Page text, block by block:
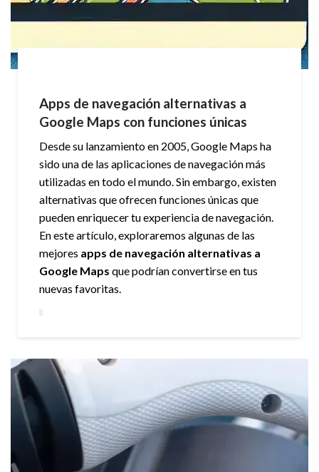
Apps de navegación alternativas a
Google Maps con funciones únicas
Desde su lanzamiento en 2005, Google Maps ha
sido una de las aplicaciones de navegación más
utilizadas en todo el mundo. Sin embargo, existen
alternativas que ofrecen funciones únicas que
pueden enriquecer tu experiencia de navegación.
En este artículo, exploraremos algunas de las
mejores apps de navegación alternativas a
Google Maps que podrían convertirse en tus
nuevas favoritas.